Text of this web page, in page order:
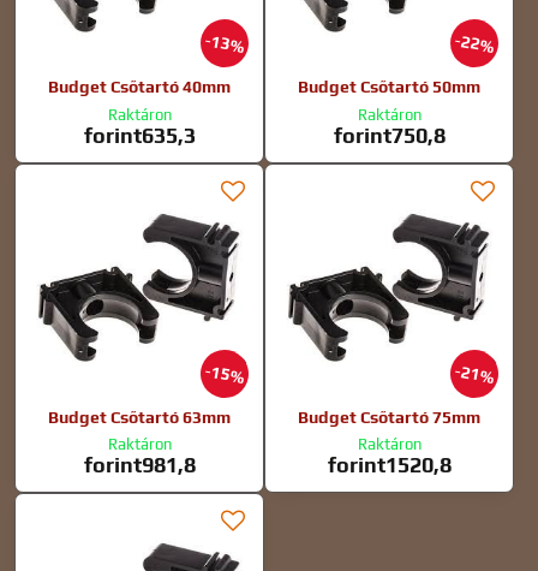
13%
Budget Csőtartó 40mm
Raktáron
forint635,3
22%
Budget Csőtartó 50mm
Raktáron
forint750,8
15%
Budget Csőtartó 63mm
Raktáron
forint981,8
21%
Budget Csőtartó 75mm
Raktáron
forint1520,8